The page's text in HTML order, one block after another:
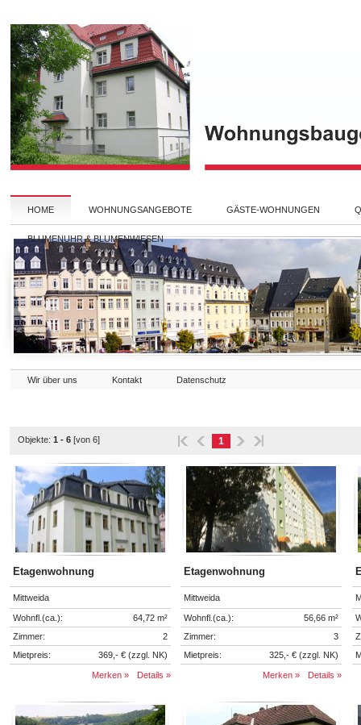
HOME WOHNUNGSANGEBOTE GÄSTE-WOHNUNGEN
BLUMENUHR & BLUMENWIESEN
Wir über uns Kontakt Datenschutz
Objekte: 1 - 6 [von 6] 1
Etagenwohnung Etagenwohnung
Mittweida Mittweida
Wohnfl.(ca.): 64,72 m² Wohnfl.(ca.): 56,66 m²
Zimmer:
2 Zimmer: 3
Mietpreis:
369,- € (zzgl. NK) Mietpreis: 325,- € (zzgl. NK)
Merken » Details » Merken » Details »